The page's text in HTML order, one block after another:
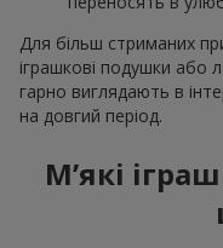
Для більш стриманих
іграшкові подушки або
гарно виглядають в
на довгий період.
М’які